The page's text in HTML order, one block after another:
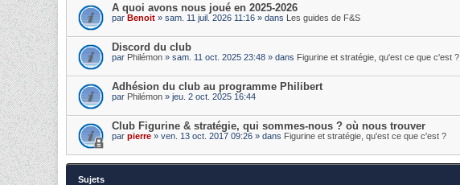
A quoi avons nous joué en 2025-2026
par Benoit » sam. 11 juil. 2026 11:16 » dans Les guides de F&S
Discord du club
par Philémon » sam. 11 oct. 2025 23:48 » dans Figurine et stratégie, qu'est ce que c'est ?
Adhésion du club au programme Philibert
par Philémon » jeu. 2 oct. 2025 16:44
Club Figurine & stratégie, qui sommes-nous ? où nous trouver
par pierre » ven. 13 oct. 2017 09:26 » dans Figurine et stratégie, qu'est ce que c'est ?
Sujets